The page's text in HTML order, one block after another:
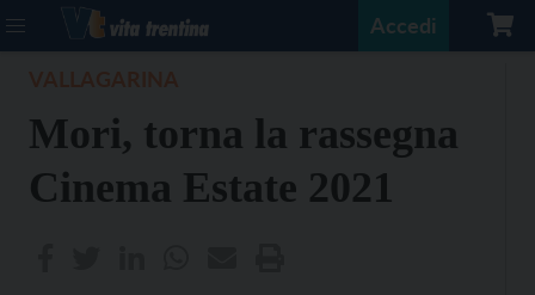
Accedi
Mori, torna la rassegna
Cinema Estate 2021